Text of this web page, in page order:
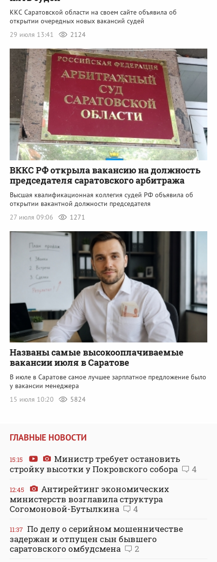
ККС Саратовской области на своем сайте объявила об
открытии очередных новых вакансий судей
29 июля 13:41
2124
ВККС РФ открыла вакансию на должность
председателя саратовского арбитража
Высшая квалификационная коллегия судей РФ объявила об
открытии вакантной должности председателя
27 июля 09:06
1271
Названы самые высокооплачиваемые
вакансии июля в Саратове
В июле в Саратове самое лучшее зарплатное предложение было
у вакансии менеджера
15 июля 10:20
5824
ГЛАВНЫЕ НОВОСТИ
15:15
Министр требует остановить
стройку высотки у Покровского собора
4
12:45
Антирейтинг экономических
министерств возглавила структура
Согомоновой-Бутылкина
4
11:37 По делу о серийном мошенничестве
задержан и отпущен сын бывшего
саратовского омбудсмена
2